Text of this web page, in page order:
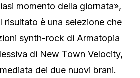
momento della giornata»,
risultato è una selezione che
synth-rock di Armatopia
di New Town Velocity,
dei due nuovi brani.